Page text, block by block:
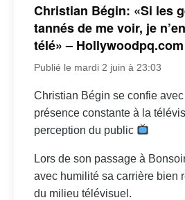
Christian Bégin: «Si les
tannés de me voir, je
télé» – Hollywoodpq.com
Publié le mardi 2 juin à 23:03
Christian Bégin se confie
présence constante à la
perception du public
Lors de son passage à
avec humilité sa carrière bien
du milieu télévisuel.